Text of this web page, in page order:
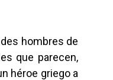
hombres de
que parecen,
héroe griego a